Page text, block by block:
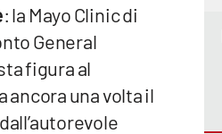
: la Mayo Clinic di
General
figura al
ancora una volta il